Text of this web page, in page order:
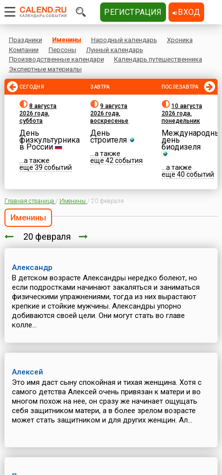
Праздники Именины Народный календарь
Хроника
Компании
Персоны
Лунный календарь
Производственные календари
Календарь путешественника
Экспертные материалы
СЕГОДНЯ
8 августа
2026 года,
суббота
День
физкультурника
в России
...а также
еще 39 событий
ЗАВТРА
9 августа
2026 года,
воскресенье
День
строителя
...а также
еще 42 события
ПОСЛЕЗАВТРА
10 августа
2026 года,
понедельник
день
биодизеля
...а также
еще 40 событий
Главная страница / Именины / 20 февраля
Именины
20 февраля
Александр
В детском возрасте Александры нередко болеют, но
если подростками начинают закаляться и заниматься
физическими упражнениями, тогда из них вырастают
крепкие и стойкие мужчины. Александры упорно
добиваются своей цели. Они могут стать во главе
колле...
Алексей
Это имя даст сыну спокойная и тихая женщина. Хотя с
самого детства Алексей очень привязан к матери и во
многом похож на нее, он сразу же начинает ощущать
себя защитником матери, а в более зрелом возрасте
может стать защитником и для других женщин. Ал...
РЕГИСТРАЦИЯ ВХОД